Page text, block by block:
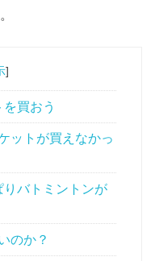
]
買おう
ットが買えなかっ
バトミントンが
のか？